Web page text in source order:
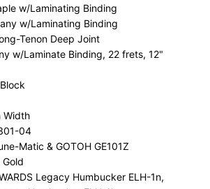
w/Laminating Binding
w/Laminating Binding
Tenon Deep Joint
w/Laminate Binding, 22 frets, 12"
Width
04
Matic & GOTOH GE101Z
Gold
Legacy Humbucker ELH-1n,